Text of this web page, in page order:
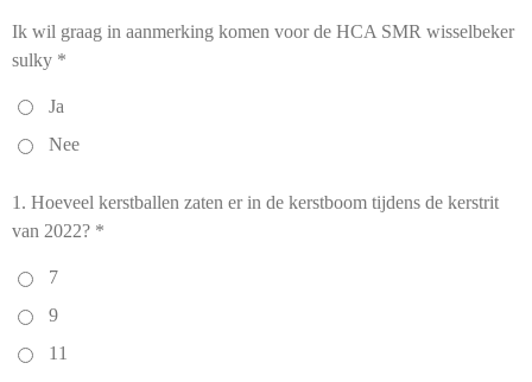
Ik wil graag in aanmerking komen voor de HCA SMR wisselbeker
sulky *
Ja
Nee
1. Hoeveel kerstballen zaten er in de kerstboom tijdens de kerstrit
van 2022? *
7
9
11